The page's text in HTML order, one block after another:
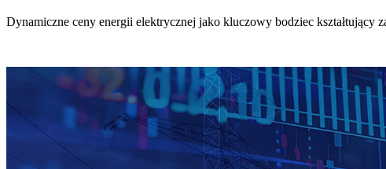
Dynamiczne ceny energii elektrycznej jako kluczowy bodziec kształtujący